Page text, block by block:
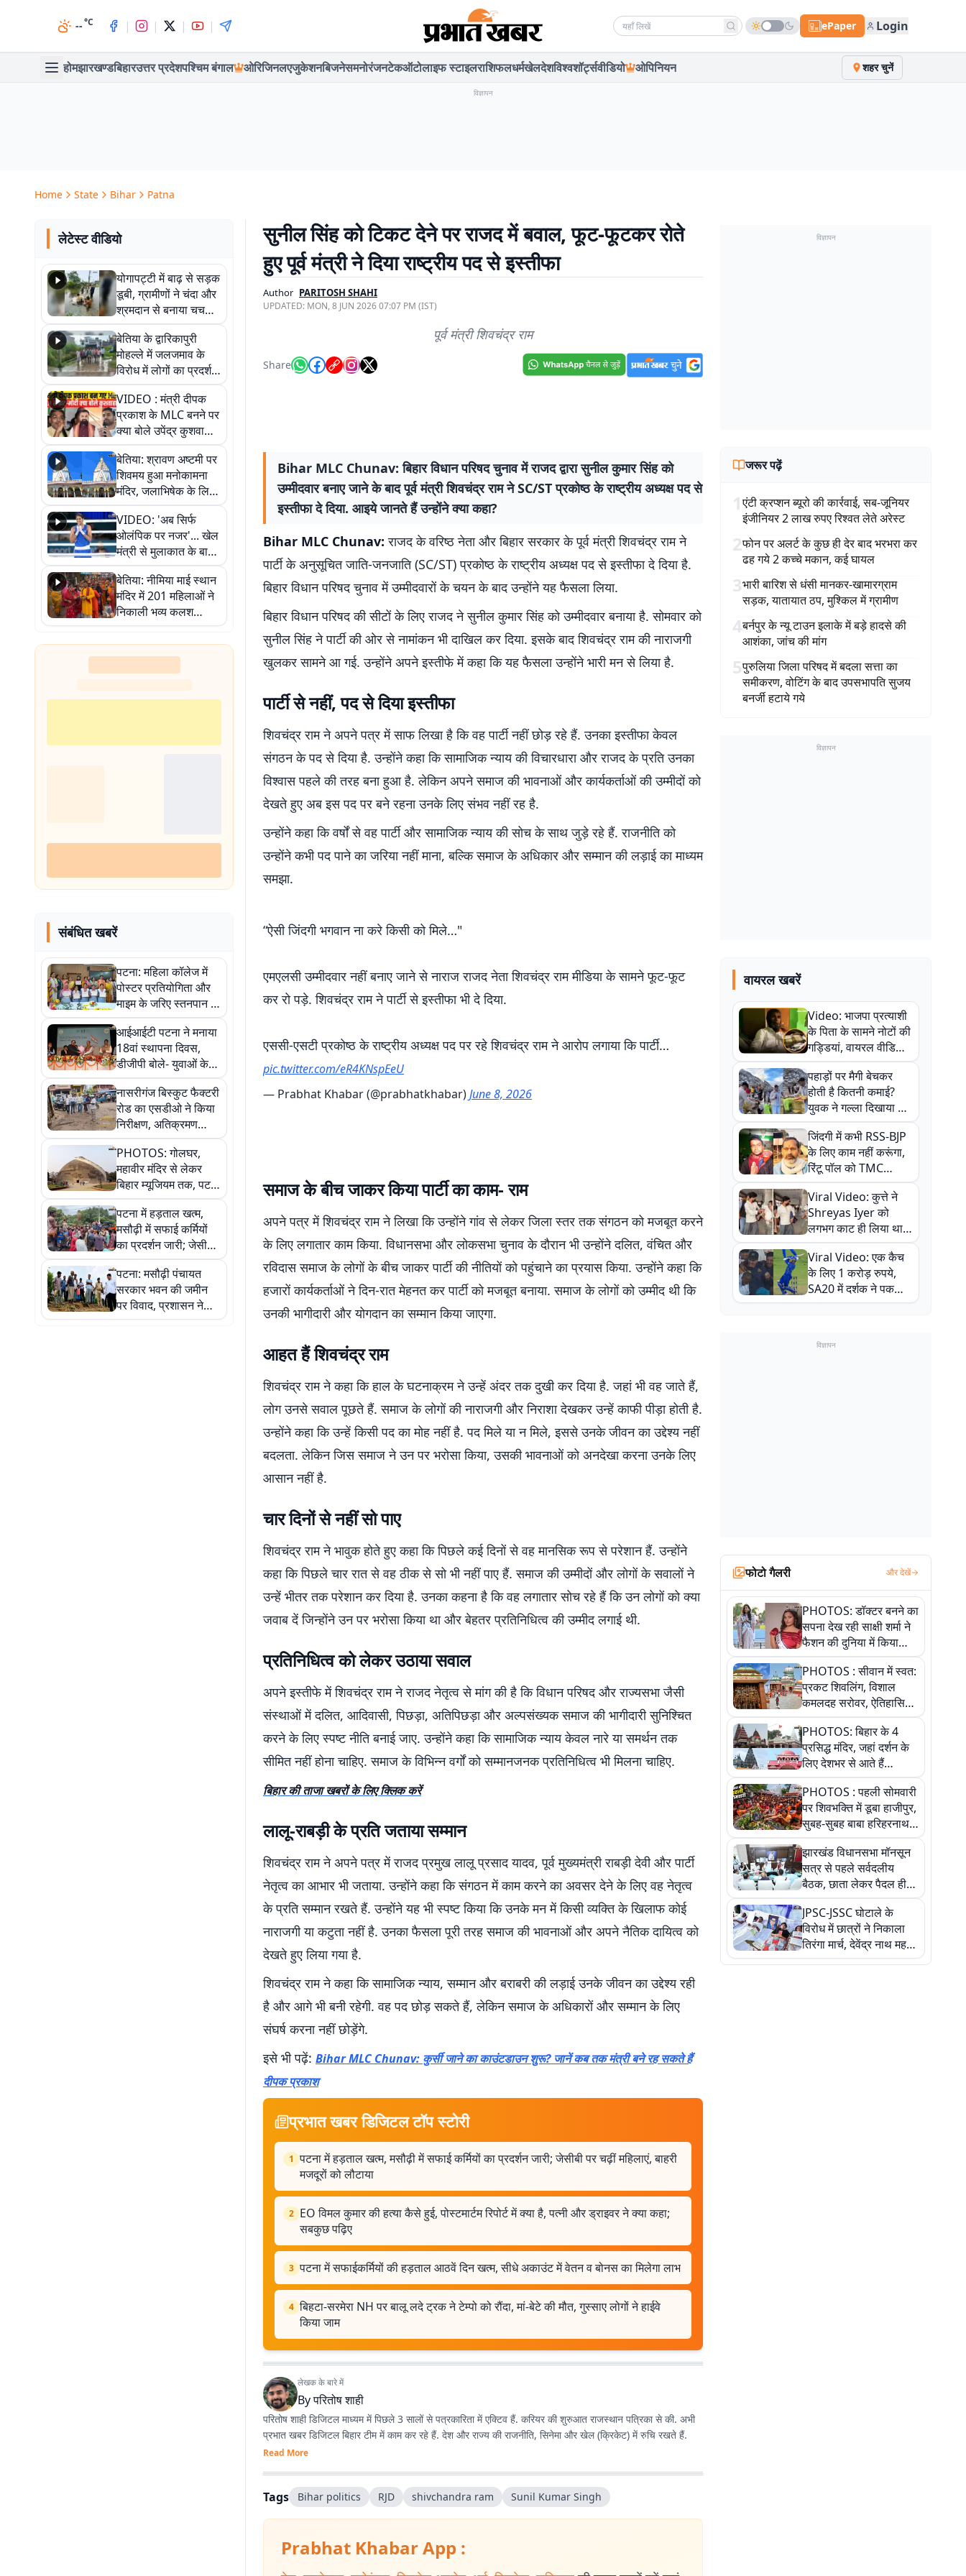
--°C | | | | Search news ePaper Login
होमझारखण्डबिहारउत्तर प्रदेशपश्चिम बंगाल ओरिजिनलएजुकेशनबिजनेसमनोरंजनटेकऑटोलाइफ स्टाइलराशिफलधर्मखेलदेशविश्वशॉर्ट्सवीडियो ओपिनियन शहर चुनें
विज्ञापन
Home State Bihar Patna
लेटेस्ट वीडियो
योगापट्टी में बाढ़ से सड़क
डूबी, ग्रामीणों ने चंदा और
श्रमदान से बनाया चचरी
पुल
बेतिया के द्वारिकापुरी
मोहल्ले में जलजमाव के
विरोध में लोगों का प्रदर्शन,
स्थायी समाधान की मांग
VIDEO : मंत्री दीपक
प्रकाश के MLC बनने पर
क्या बोले उपेंद्र कुशवाहा,
सुनिए
बेतिया: श्रावण अष्टमी पर
शिवमय हुआ मनोकामना
मंदिर, जलाभिषेक के लिए
लगी लंबी कतारें
VIDEO: 'अब सिर्फ
ओलंपिक पर नजर'... खेल
मंत्री से मुलाकात के बाद
जैसमीन लंबोरिया का बड़ा
बयान
बेतिया: नीमिया माई स्थान
मंदिर में 201 महिलाओं ने
निकाली भव्य कलश
शोभायात्रा, शिवलिंग
प्राण-प्रतिष्ठा महोत्सव
शुरू
संबंधित खबरें
पटना: महिला कॉलेज में
पोस्टर प्रतियोगिता और
माइम के जरिए स्तनपान के
प्रति किया जागरूक
आईआईटी पटना ने मनाया
18वां स्थापना दिवस,
डीजीपी बोले- युवाओं के
कंधों पर देश के भविष्य की
जिम्मेदारी
नासरीगंज बिस्कुट फैक्टरी
रोड का एसडीओ ने किया
निरीक्षण, अतिक्रमण
हटाने का दिया निर्देश
PHOTOS: गोलघर,
महावीर मंदिर से लेकर
बिहार म्यूजियम तक, पटना
में घूमने के लिए ये हैं 5
बेस्ट ऑप्शंस
पटना में हड़ताल खत्म,
मसौढ़ी में सफाई कर्मियों
का प्रदर्शन जारी; जेसीबी
पर चढ़ीं महिलाएं, बाहरी
मजदूरों को लौटाया
पटना: मसौढ़ी पंचायत
सरकार भवन की जमीन
पर विवाद, प्रशासन ने
निर्माण रुकवाया
सुनील सिंह को टिकट देने पर राजद में बवाल, फूट-फूटकर रोते
हुए पूर्व मंत्री ने दिया राष्ट्रीय पद से इस्तीफा
Author PARITOSH SHAHI
UPDATED: MON, 8 JUN 2026 07:07 PM (IST)
पूर्व मंत्री शिवचंद्र राम
Share
Bihar MLC Chunav: बिहार विधान परिषद चुनाव में राजद द्वारा सुनील कुमार सिंह को
उम्मीदवार बनाए जाने के बाद पूर्व मंत्री शिवचंद्र राम ने SC/ST प्रकोष्ठ के राष्ट्रीय अध्यक्ष पद से
इस्तीफा दे दिया. आइये जानते हैं उन्होंने क्या कहा?
Bihar MLC Chunav:राजद के वरिष्ठ नेता और बिहार सरकार के पूर्व मंत्री शिवचंद्र राम ने
पार्टी के अनुसूचित जाति-जनजाति (SC/ST) प्रकोष्ठ के राष्ट्रीय अध्यक्ष पद से इस्तीफा दे दिया है.
बिहार विधान परिषद चुनाव में उम्मीदवारों के चयन के बाद उन्होंने यह फैसला लिया.
बिहार विधान परिषद की सीटों के लिए राजद ने सुनील कुमार सिंह को उम्मीदवार बनाया है. सोमवार को
सुनील सिंह ने पार्टी की ओर से नामांकन भी दाखिल कर दिया. इसके बाद शिवचंद्र राम की नाराजगी
खुलकर सामने आ गई. उन्होंने अपने इस्तीफे में कहा कि यह फैसला उन्होंने भारी मन से लिया है.
पार्टी से नहीं, पद से दिया इस्तीफा
शिवचंद्र राम ने अपने पत्र में साफ लिखा है कि वह पार्टी नहीं छोड़ रहे हैं. उनका इस्तीफा केवल
संगठन के पद से दिया है. उन्होंने कहा कि सामाजिक न्याय की विचारधारा और राजद के प्रति उनका
विश्वास पहले की तरह बना हुआ है. लेकिन अपने समाज की भावनाओं और कार्यकर्ताओं की उम्मीदों को
देखते हुए अब इस पद पर बने रहना उनके लिए संभव नहीं रह है.
उन्होंने कहा कि वर्षों से वह पार्टी और सामाजिक न्याय की सोच के साथ जुड़े रहे हैं. राजनीति को
उन्होंने कभी पद पाने का जरिया नहीं माना, बल्कि समाज के अधिकार और सम्मान की लड़ाई का माध्यम
समझा.
“ऐसी जिंदगी भगवान ना करे किसी को मिले…"
एमएलसी उम्मीदवार नहीं बनाए जाने से नाराज राजद नेता शिवचंद्र राम मीडिया के सामने फूट-फूट
कर रो पड़े. शिवचंद्र राम ने पार्टी से इस्तीफा भी दे दिया.
एससी-एसटी प्रकोष्ठ के राष्ट्रीय अध्यक्ष पद पर रहे शिवचंद्र राम ने आरोप लगाया कि पार्टी…
pic.twitter.com/eR4KNspEeU
— Prabhat Khabar (@prabhatkhabar)June 8, 2026
समाज के बीच जाकर किया पार्टी का काम- राम
अपने पत्र में शिवचंद्र राम ने लिखा कि उन्होंने गांव से लेकर जिला स्तर तक संगठन को मजबूत करने
के लिए लगातार काम किया. विधानसभा और लोकसभा चुनाव के दौरान भी उन्होंने दलित, वंचित और
रविदास समाज के लोगों के बीच जाकर पार्टी की नीतियों को पहुंचाने का प्रयास किया. उन्होंने कहा कि
हजारों कार्यकर्ताओं ने दिन-रात मेहनत कर पार्टी को मजबूत बनाया. समाज के लोगों को उम्मीद थी कि
उनकी भागीदारी और योगदान का सम्मान किया जाएगा.
आहत हैं शिवचंद्र राम
शिवचंद्र राम ने कहा कि हाल के घटनाक्रम ने उन्हें अंदर तक दुखी कर दिया है. जहां भी वह जाते हैं,
लोग उनसे सवाल पूछते हैं. समाज के लोगों की नाराजगी और निराशा देखकर उन्हें काफी पीड़ा होती है.
उन्होंने कहा कि उन्हें किसी पद का मोह नहीं है. पद मिले या न मिले, इससे उनके जीवन का उद्देश्य नहीं
बदलता. लेकिन जिस समाज ने उन पर भरोसा किया, उसकी भावनाओं को अनदेखा करना उनके लिए
आसान नहीं है.
चार दिनों से नहीं सो पाए
शिवचंद्र राम ने भावुक होते हुए कहा कि पिछले कई दिनों से वह मानसिक रूप से परेशान हैं. उन्होंने
कहा कि पिछले चार रात से वह ठीक से सो भी नहीं पाए हैं. समाज की उम्मीदों और लोगों के सवालों ने
उन्हें भीतर तक परेशान कर दिया है. उनका कहना है कि वह लगातार सोच रहे हैं कि उन लोगों को क्या
जवाब दें जिन्होंने उन पर भरोसा किया था और बेहतर प्रतिनिधित्व की उम्मीद लगाई थी.
प्रतिनिधित्व को लेकर उठाया सवाल
अपने इस्तीफे में शिवचंद्र राम ने राजद नेतृत्व से मांग की है कि विधान परिषद और राज्यसभा जैसी
संस्थाओं में दलित, आदिवासी, पिछड़ा, अतिपिछड़ा और अल्पसंख्यक समाज की भागीदारी सुनिश्चित
करने के लिए स्पष्ट नीति बनाई जाए. उन्होंने कहा कि सामाजिक न्याय केवल नारे या समर्थन तक
सीमित नहीं होना चाहिए. समाज के विभिन्न वर्गों को सम्मानजनक प्रतिनिधित्व भी मिलना चाहिए.
बिहार की ताजा खबरों के लिए क्लिक करें
लालू-राबड़ी के प्रति जताया सम्मान
शिवचंद्र राम ने अपने पत्र में राजद प्रमुख लालू प्रसाद यादव, पूर्व मुख्यमंत्री राबड़ी देवी और पार्टी
नेतृत्व का आभार भी जताया. उन्होंने कहा कि संगठन में काम करने का अवसर देने के लिए वह नेतृत्व
के प्रति सम्मान रखते हैं. उन्होंने यह भी स्पष्ट किया कि उनके मन में किसी व्यक्ति के खिलाफ कोई
नाराजगी या कटुता नहीं है. उनका फैसला पूरी तरह समाज की भावनाओं और अपने नैतिक दायित्व को
देखते हुए लिया गया है.
शिवचंद्र राम ने कहा कि सामाजिक न्याय, सम्मान और बराबरी की लड़ाई उनके जीवन का उद्देश्य रही
है और आगे भी बनी रहेगी. वह पद छोड़ सकते हैं, लेकिन समाज के अधिकारों और सम्मान के लिए
संघर्ष करना नहीं छोड़ेंगे.
इसे भी पढ़ें: Bihar MLC Chunav: कुर्सी जाने का काउंटडाउन शुरू? जानें कब तक मंत्री बने रह सकते हैं
दीपक प्रकाश
प्रभात खबर डिजिटल टॉप स्टोरी
1 पटना में हड़ताल खत्म, मसौढ़ी में सफाई कर्मियों का प्रदर्शन जारी; जेसीबी पर चढ़ीं महिलाएं, बाहरी
मजदूरों को लौटाया
2 EO विमल कुमार की हत्या कैसे हुई, पोस्टमार्टम रिपोर्ट में क्या है, पत्नी और ड्राइवर ने क्या कहा;
सबकुछ पढ़िए
3 पटना में सफाईकर्मियों की हड़ताल आठवें दिन खत्म, सीधे अकाउंट में वेतन व बोनस का मिलेगा लाभ
4 बिहटा-सरमेरा NH पर बालू लदे ट्रक ने टेम्पो को रौंदा, मां-बेटे की मौत, गुस्साए लोगों ने हाईवे
किया जाम
लेखक के बारे में
Byपरितोष शाही
परितोष शाही डिजिटल माध्यम में पिछले 3 सालों से पत्रकारिता में एक्टिव हैं. करियर की शुरुआत राजस्थान पत्रिका से की. अभी
प्रभात खबर डिजिटल बिहार टीम में काम कर रहे हैं. देश और राज्य की राजनीति, सिनेमा और खेल (क्रिकेट) में रुचि रखते हैं.
Read More
Tags Bihar politics RJD shivchandra ram Sunil Kumar Singh
Prabhat Khabar App :
विज्ञापन
जरूर पढ़ें
1एंटी क्रप्शन ब्यूरो की कार्रवाई, सब-जूनियर
इंजीनियर 2 लाख रुपए रिश्वत लेते अरेस्ट
2फोन पर अलर्ट के कुछ ही देर बाद भरभरा कर
ढह गये 2 कच्चे मकान, कई घायल
3भारी बारिश से धंसी मानकर-खामारग्राम
सड़क, यातायात ठप, मुश्किल में ग्रामीण
4बर्नपुर के न्यू टाउन इलाके में बड़े हादसे की
आशंका, जांच की मांग
5पुरुलिया जिला परिषद में बदला सत्ता का
समीकरण, वोटिंग के बाद उपसभापति सुजय
बनर्जी हटाये गये
विज्ञापन
वायरल खबरें
Video: भाजपा प्रत्याशी
के पिता के सामने नोटों की
गड्डियां, वायरल वीडियो
से राजनीति में उबाल,
अजित महतो बोले- TMC
की गंदी चाल
पहाड़ों पर मैगी बेचकर
होती है कितनी कमाई?
युवक ने गल्ला दिखाया तो
नौकरी वालों के खड़े हो गए
कान
जिंदगी में कभी RSS-BJP
के लिए काम नहीं करूंगा,
रिंटू पॉल को TMC
ऑफिस में ले जाकर पीटा,
Video वायरल
Viral Video: कुत्ते ने
Shreyas Iyer को
लगभग काट ही लिया था,
न्यूजीलैंड सीरीज से पहले
बाल-बाल बचे
Viral Video: एक कैच
के लिए 1 करोड़ रुपये,
SA20 में दर्शक ने पकड़ा
एक हाथ से गजब का कैच
विज्ञापन
फोटो गैलरी और देखें
PHOTOS: डॉक्टर बनने का
सपना देख रही साक्षी शर्मा ने
फैशन की दुनिया में किया
कमाल,जानिए बेगूसराय की
बेटी ने कैसे दी अपने सपनों
को उड़ान
PHOTOS : सीवान में स्वत:
प्रकट शिवलिंग, विशाल
कमलदह सरोवर, ऐतिहासिक
महेंद्रनाथ मंदिर और घंटाघर
की कहानी, तस्वीरों में देखिए
PHOTOS: बिहार के 4
प्रसिद्ध मंदिर, जहां दर्शन के
लिए देशभर से आते हैं
श्रद्धालु, जानिए इनकी
खासियत
PHOTOS : पहली सोमवारी
पर शिवभक्ति में डूबा हाजीपुर,
सुबह-सुबह बाबा हरिहरनाथ
मंदिर पहुंचे तेजस्वी, 10
तस्वीरों में देखें नजारा
झारखंड विधानसभा मॉनसून
सत्र से पहले सर्वदलीय
बैठक, छाता लेकर पैदल ही
सत्ता पक्ष की मीटिंग में पहुंचे
सीएम, देखें तस्वीरें
JPSC-JSSC घोटाले के
विरोध में छात्रों ने निकाला
तिरंगा मार्च, देवेंद्र नाथ महतो
ने किया जल ग्रहण, देखें